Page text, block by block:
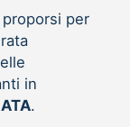
per
in
.